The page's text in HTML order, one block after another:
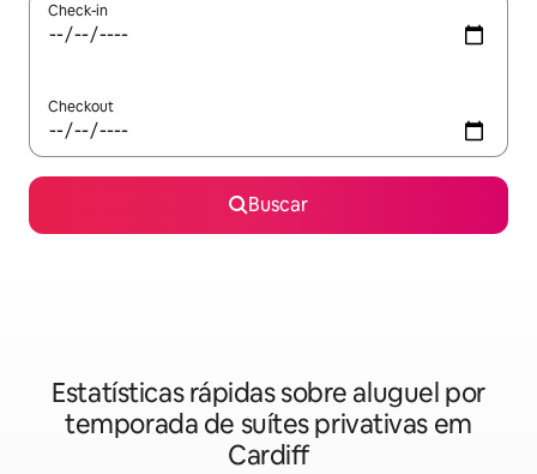
Check-in
Checkout
Buscar
Estatísticas rápidas sobre aluguel por
temporada de suítes privativas em
Cardiff